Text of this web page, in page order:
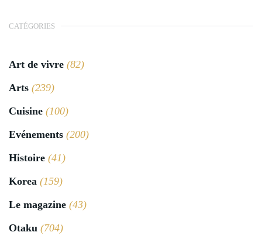
CATÉGORIES
Art de vivre (82)
Arts (239)
Cuisine (100)
Evénements (200)
Histoire (41)
Korea (159)
Le magazine (43)
Otaku (704)